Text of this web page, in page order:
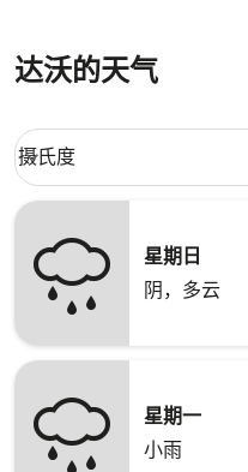
达沃的天气
Weather unit option 摄氏
摄氏度
keyboard_arrow_down
星期日
阴，多云
星期一
小雨